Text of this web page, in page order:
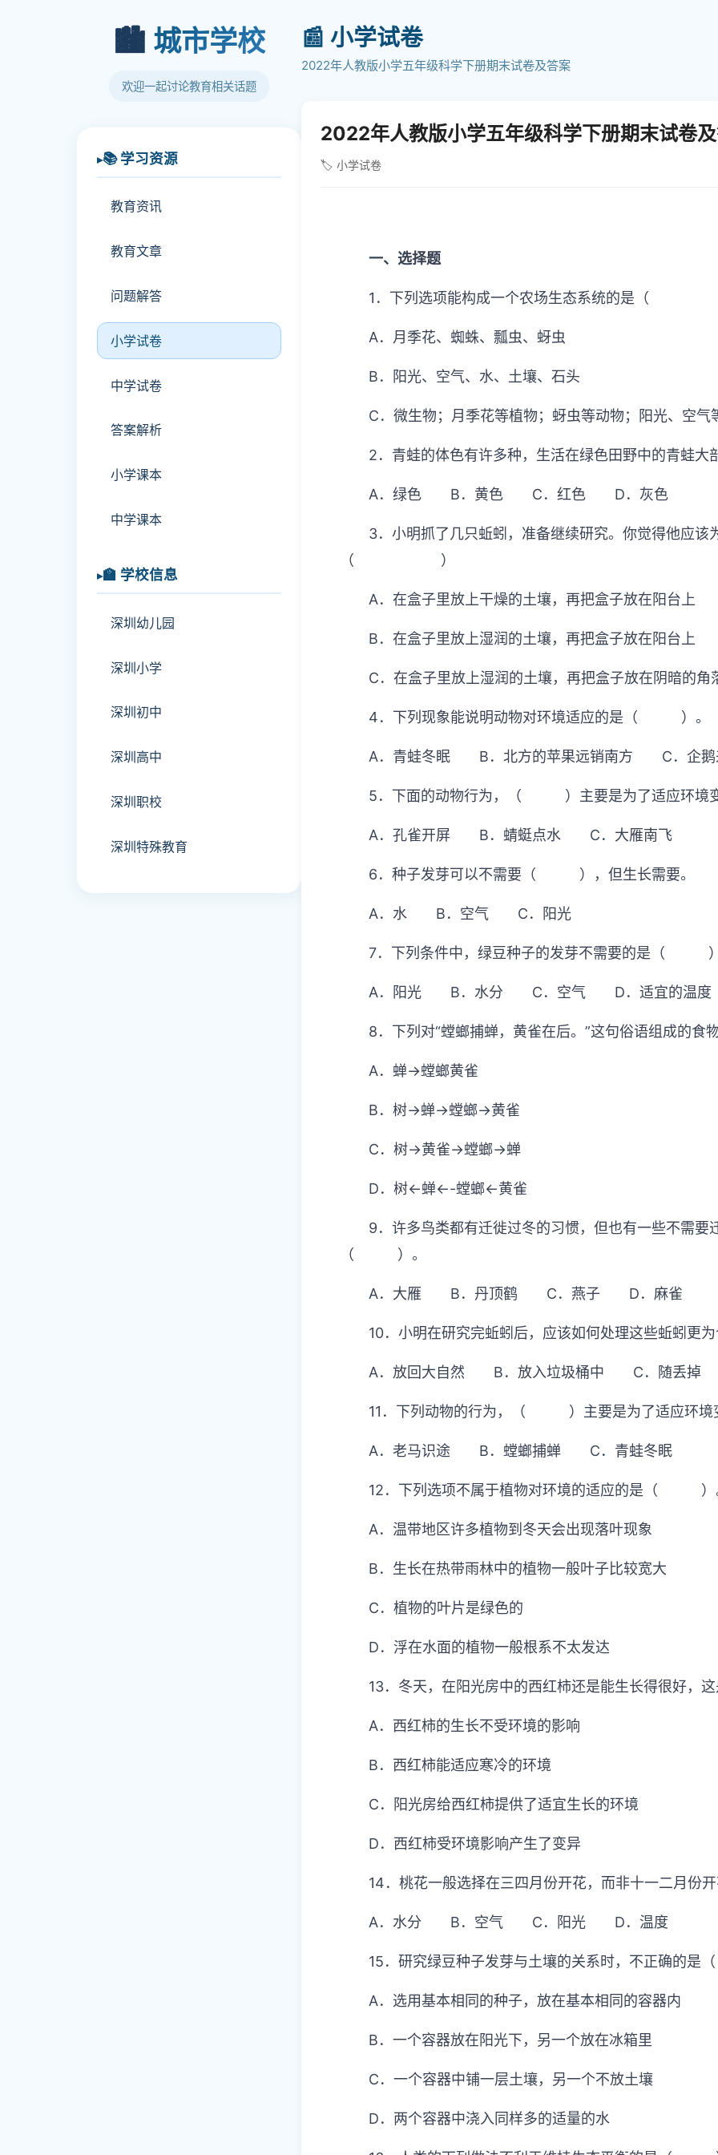
🏙️ 城市学校
欢迎一起讨论教育相关话题
📚 学习资源
教育资讯
教育文章
问题解答
小学试卷
中学试卷
答案解析
小学课本
中学课本
🏫 学校信息
深圳幼儿园
深圳小学
深圳初中
深圳高中
深圳职校
深圳特殊教育
📰 小学试卷
2022年人教版小学五年级科学下册期末试卷及答案
2022年人教版小学五年级科学下册期末试卷
🏷️ 小学试卷
一、选择题
1．下列选项能构成一个农场生态系统的是
A．月季花、蜘蛛、瓢虫、蚜虫
B．阳光、空气、水、土壤、石头
C．微生物；月季花等植物；蚜虫等动物；阳光、空气
2．青蛙的体色有许多种，生活在绿色田野中的青
A．绿色 B．黄色 C．红色 D．灰色
3．小明抓了几只蚯蚓，准备继续研究。你觉得他应该
（ ）
A．在盒子里放上干燥的土壤，再把盒子放在阳台上
B．在盒子里放上湿润的土壤，再把盒子放在阳台上
C．在盒子里放上湿润的土壤，再把盒子放在阴暗的角
4．下列现象能说明动物对环境适应的是（ ）。
A．青蛙冬眠 B．北方的苹果远销南方 C．企鹅
5．下面的动物行为，（ ）主要是为了适应环境变
A．孔雀开屏 B．蜻蜓点水 C．大雁南飞
6．种子发芽可以不需要（ ），但生长需要。
A．水 B．空气 C．阳光
7．下列条件中，绿豆种子的发芽不需要的是（ ）
A．阳光 B．水分 C．空气 D．适宜的温度
8．下列对“螳螂捕蝉，黄雀在后。”这句俗语组成
A．蝉→螳螂黄雀
B．树→蝉→螳螂→黄雀
C．树→黄雀→螳螂→蝉
D．树←蝉←-螳螂←黄雀
9．许多鸟类都有迁徙过冬的习惯，但也有一些不需要
（ ）。
A．大雁 B．丹顶鹤 C．燕子 D．麻雀
10．小明在研究完蚯蚓后，应该如何处理这些
A．放回大自然 B．放入垃圾桶中 C．随丢掉
11．下列动物的行为，（ ）主要是为了适应环境
A．老马识途 B．螳螂捕蝉 C．青蛙冬眠
12．下列选项不属于植物对环境的适应的是（ ）
A．温带地区许多植物到冬天会出现落叶现象
B．生长在热带雨林中的植物一般叶子比较宽大
C．植物的叶片是绿色的
D．浮在水面的植物一般根系不太发达
13．冬天，在阳光房中的西红柿还是能生长得很好
A．西红柿的生长不受环境的影响
B．西红柿能适应寒冷的环境
C．阳光房给西红柿提供了适宜生长的环境
D．西红柿受环境影响产生了变异
14．桃花一般选择在三四月份开花，而非十一二月
A．水分 B．空气 C．阳光 D．温度
15．研究绿豆种子发芽与土壤的关系时，不正确的
A．选用基本相同的种子，放在基本相同的容器内
B．一个容器放在阳光下，另一个放在冰箱里
C．一个容器中铺一层土壤，另一个不放土壤
D．两个容器中浇入同样多的适量的水